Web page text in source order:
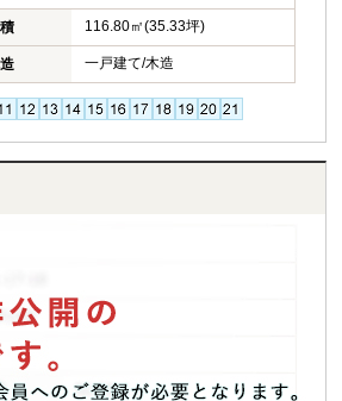
116.80㎡(35.33坪)
一戸建て/木造